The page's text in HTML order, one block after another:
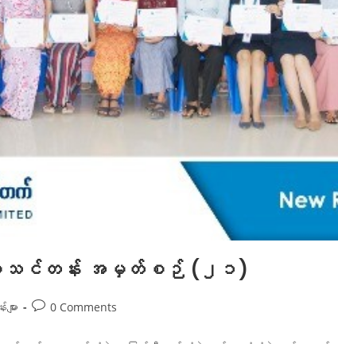
သင်တန်း အမှတ်စဉ် (၂၁)
ား 0 Comments